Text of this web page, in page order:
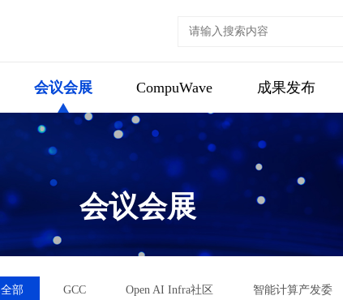
会议会展 CompuWave 成果发布
会议会展
全部 GCC Open AI Infra社区 智能计算产发委